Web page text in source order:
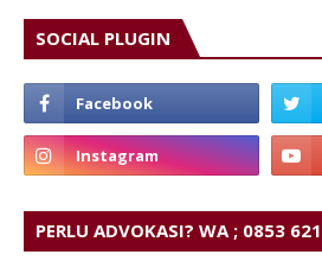
SOCIAL PLUGIN
PERLU ADVOKASI? WA ; 0853